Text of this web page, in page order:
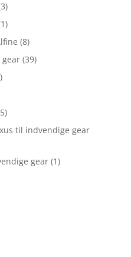
(8)
gear (39)
til indvendige gear
gear (1)